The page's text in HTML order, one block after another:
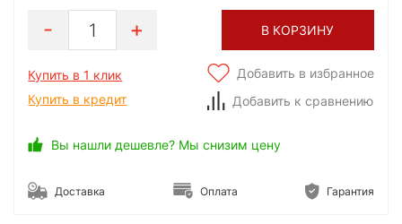
1 В КОРЗИНУ
Купить в 1 клик
Купить в кредит
Добавить в избранное
Добавить к сравнению
Вы нашли дешевле? Мы снизим цену
Доставка Оплата Гарантия